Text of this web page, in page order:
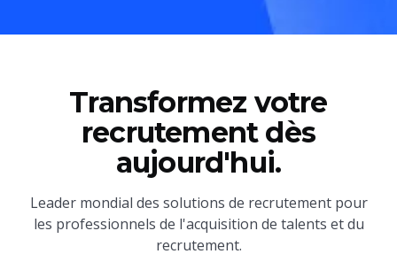
Transformez votre
recrutement dès
aujourd'hui.
Leader mondial des solutions de recrutement pour
les professionnels de l'acquisition de talents et du
recrutement.